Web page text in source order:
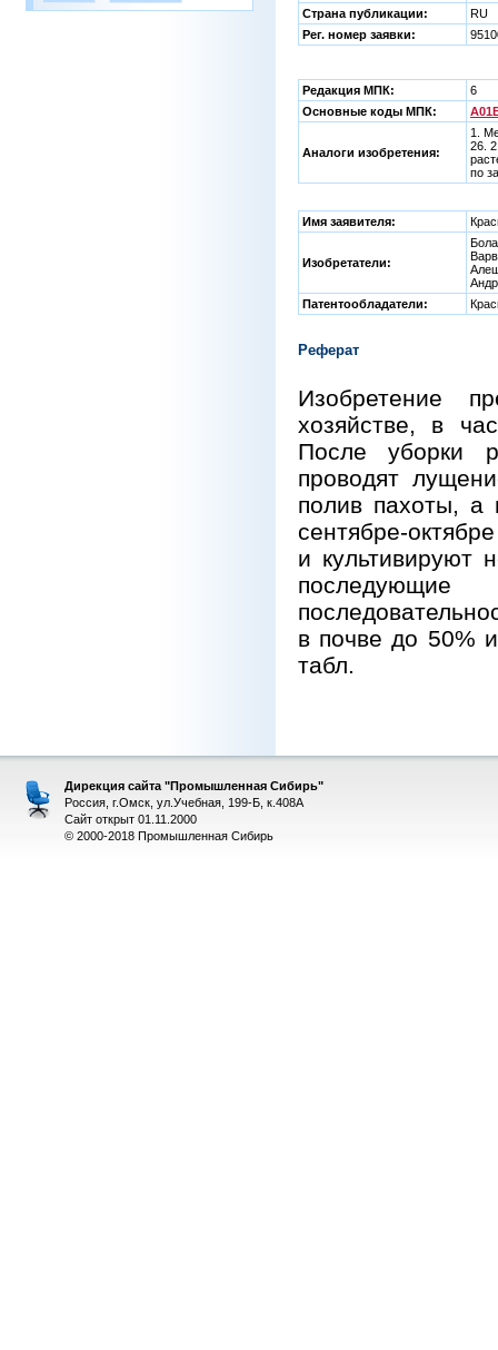
Страна публикации:
RU
Рег. номер заявки:
Редакция МПК:
6
Основные коды МПК:
Аналоги изобретения:
1.
26.
по
Имя заявителя:
Изобретатели:
Патентообладатели:
Реферат
Изобретение
хозяйстве, в
После уборки
проводят
полив пахоты, а
сентябре-
и культивируют
в почве до 50%
табл.
Дирекция сайта "Промышленная Сибирь"
Россия, г.Омск, ул.Учебная, 199-Б, к.408А
Сайт открыт 01.11.2000
© 2000-2018 Промышленная Сибирь